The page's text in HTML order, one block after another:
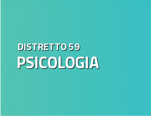
PSICOLOGIA
DISTRETTO 59